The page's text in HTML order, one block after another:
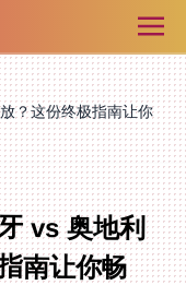
？这份终极指南让你
vs 奥地利
南让你畅